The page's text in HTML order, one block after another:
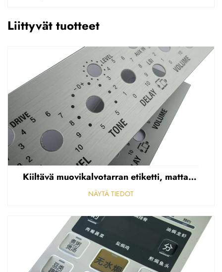
Liittyvät tuotteet
Kiiltävä muovikalvotarran etiketti, mattapintainen etupaneelin tarran etiketti, korostettu polycarbonaattipäällys
NÄYTÄ TIEDOT